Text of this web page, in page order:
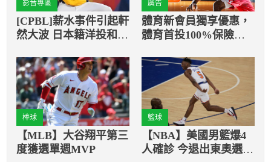
影音專區
[CPBL]薪水事件引起軒
然大波 日本籍洋投和兄
廣告
體育新會員獨享優惠，
體育首投100%保險返
棒球
【MLB】大谷翔平第三
度獲選單週MVP
籃球
【NBA】美國男籃爆4
人確診 今退出東奧選拔